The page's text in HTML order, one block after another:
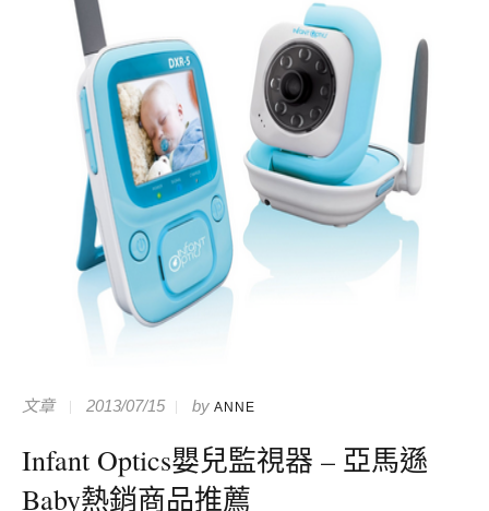
文章 2013/07/15 by ANNE
Infant Optics嬰兒監視器 – 亞馬遜
Baby熱銷商品推薦